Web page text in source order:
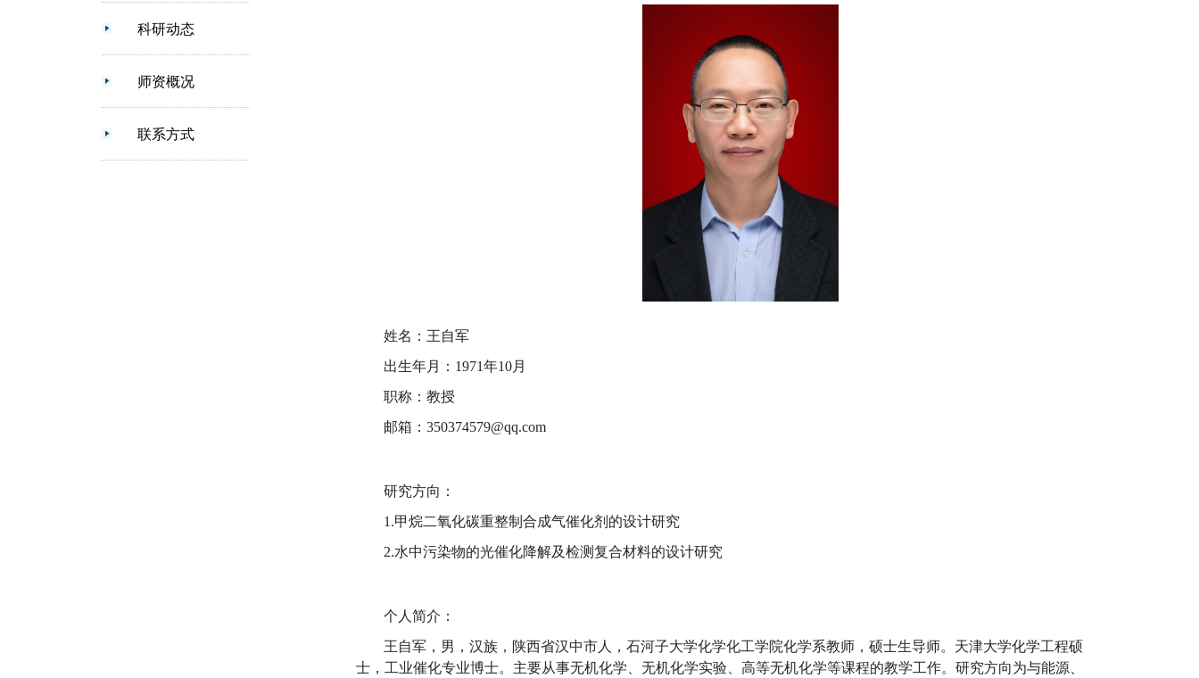
科研动态
师资概况
联系方式
姓名：王自军
出生年月：1971年10月
职称：教授
邮箱：350374579@qq.com
研究方向：
1.甲烷二氧化碳重整制合成气催化剂的设计研究
2.水中污染物的光催化降解及检测复合材料的设计研究
个人简介：
王自军，男，汉族，陕西省汉中市人，石河子大学化学化工学院化学系教师，硕士生导师。天津大学化学工程硕
士，工业催化专业博士。主要从事无机化学、无机化学实验、高等无机化学等课程的教学工作。研究方向为与能源、